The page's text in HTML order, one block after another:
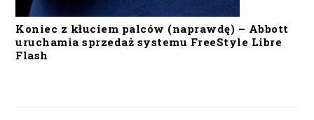
Koniec z kłuciem palców (naprawdę) – Abbott
uruchamia sprzedaż systemu FreeStyle Libre
Flash